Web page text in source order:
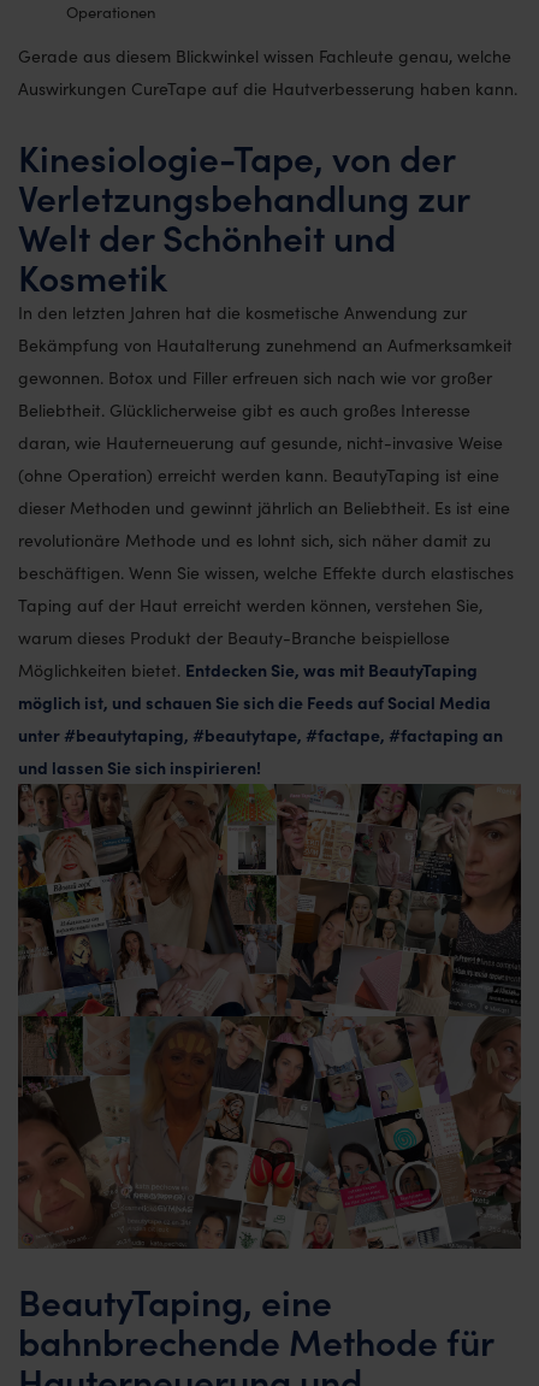
Operationen
Gerade aus diesem Blickwinkel wissen Fachleute genau, welche
Auswirkungen CureTape auf die Hautverbesserung haben kann.
Kinesiologie-Tape, von der
Verletzungsbehandlung zur
Welt der Schönheit und
Kosmetik
In den letzten Jahren hat die kosmetische Anwendung zur
Bekämpfung von Hautalterung zunehmend an Aufmerksamkeit
gewonnen. Botox und Filler erfreuen sich nach wie vor großer
Beliebtheit. Glücklicherweise gibt es auch großes Interesse
daran, wie Hauterneuerung auf gesunde, nicht-invasive Weise
(ohne Operation) erreicht werden kann. BeautyTaping ist eine
dieser Methoden und gewinnt jährlich an Beliebtheit. Es ist eine
revolutionäre Methode und es lohnt sich, sich näher damit zu
beschäftigen. Wenn Sie wissen, welche Effekte durch elastisches
Taping auf der Haut erreicht werden können, verstehen Sie,
warum dieses Produkt der Beauty-Branche beispiellose
Möglichkeiten bietet. Entdecken Sie, was mit BeautyTaping
möglich ist, und schauen Sie sich die Feeds auf Social Media
unter #beautytaping, #beautytape, #factape, #factaping an
und lassen Sie sich inspirieren!
BeautyTaping, eine
bahnbrechende Methode für